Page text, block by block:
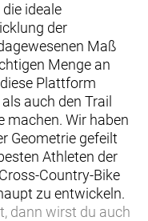
ideale
der
Maß
Menge an
Plattform
auch den Trail
machen. Wir haben
Geometrie gefeilt
Athleten der
Country-Bike
zu entwickeln.
dann wirst du auch